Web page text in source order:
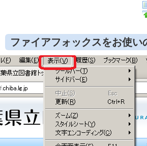
ファイアフォックスをお使い